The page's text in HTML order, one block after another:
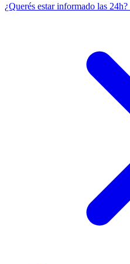
¿Querés estar informado las 24h?